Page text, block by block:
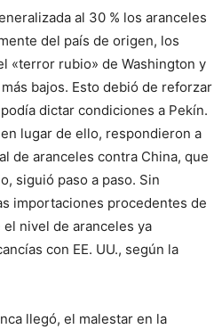
al 30 % los aranceles
del país de origen, los
«terror rubio» de Washington y
bajos. Esto debió de reforzar
dictar condiciones a Pekín.
lugar de ello, respondieron a
de aranceles contra China, que
siguió paso a paso. Sin
importaciones procedentes de
el nivel de aranceles ya
con EE. UU., según la
llegó, el malestar en la